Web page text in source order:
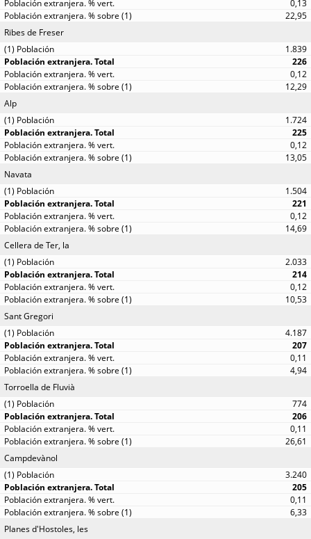
0,13
22,95
Ribes de Freser
1.839
226
0,12
12,29
Alp
1.724
225
0,12
13,05
Navata
1.504
221
0,12
14,69
Cellera de Ter, la
2.033
214
0,12
10,53
Sant Gregori
4.187
207
0,11
4,94
Torroella de Fluvià
774
206
0,11
26,61
Campdevànol
3.240
205
0,11
6,33
Planes d'Hostoles, les